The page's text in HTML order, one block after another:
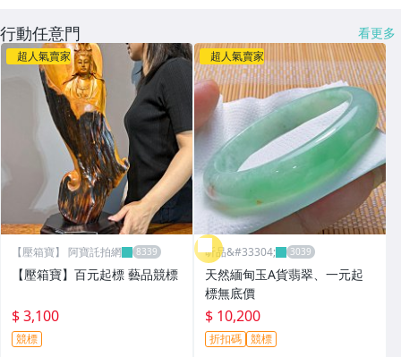
行動任意門 看更多
超人氣賣家
【壓箱寶】 阿寶託拍網
【壓箱寶】百元起標 藝品競標
$ 3,100
競標
超人氣賣家
昕品&#33304;
天然緬甸玉A貨翡翠、一元起
標無底價
$ 10,200
折扣碼 競標